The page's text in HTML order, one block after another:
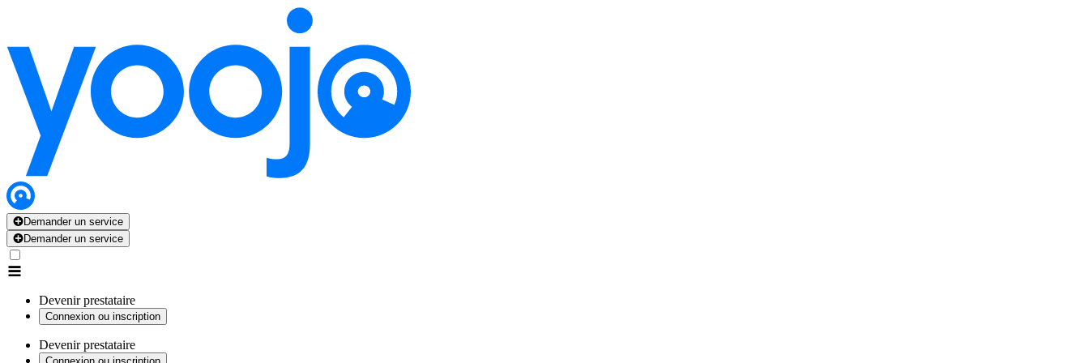
Demander un service
Demander un service
Devenir prestataire
Connexion ou inscription
Devenir prestataire